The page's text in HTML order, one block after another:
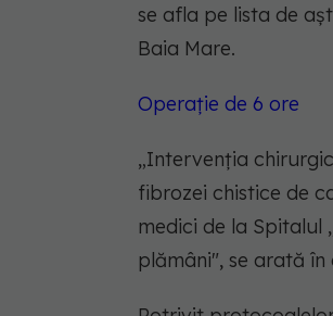
se afla pe lista de
Baia Mare.
Operație de 6 ore
„Intervenţia
fibrozei chistice de
medici de la Spitalul
plămâni", se arată